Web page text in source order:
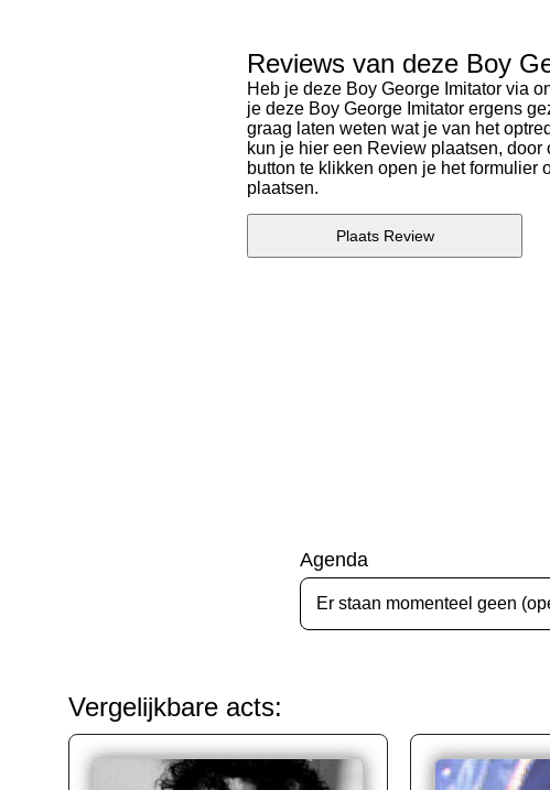
Reviews van deze Boy
Heb je deze Boy George Imitator via
je deze Boy George Imitator ergens
graag laten weten wat je van het
kun je hier een Review plaatsen, door
button te klikken open je het formulier
plaatsen.
Plaats Review
Agenda
Er staan momenteel geen
Vergelijkbare acts: